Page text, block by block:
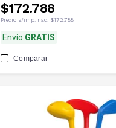
$172.788
Precio s/imp. nac. $172.788
Envío GRATIS
Comparar